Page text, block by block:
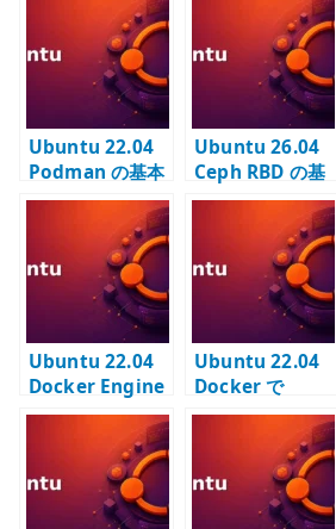
r
Ubuntu 22.04
Podman の基本
操作 – Docker
との違いを意識
して使う
Ubuntu 26.04
Ceph RBD の基
本設定 – pool と
image を構成す
Ubuntu 22.04
Docker Engine
の導入 –
Ubuntu 標準パ
ッケージでコン
テナ実行環境を
構築する
Ubuntu 22.04
Docker で
Nginx コンテナ
を外部公開する –
port publish の
基本